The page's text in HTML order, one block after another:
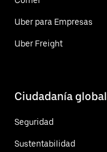
Uber para Empresas
Uber Freight
Ciudadanía global
Seguridad
Sustentabilidad